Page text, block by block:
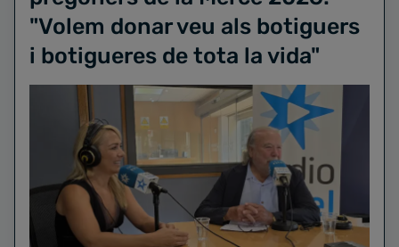
"Volem donar veu als botiguers
i botigueres de tota la vida"